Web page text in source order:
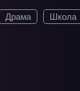
Драма Школа